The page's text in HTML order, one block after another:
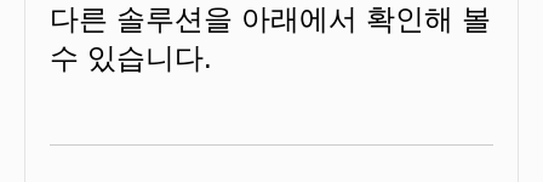
다른 솔루션을 아래에서 확인해 볼
수 있습니다.